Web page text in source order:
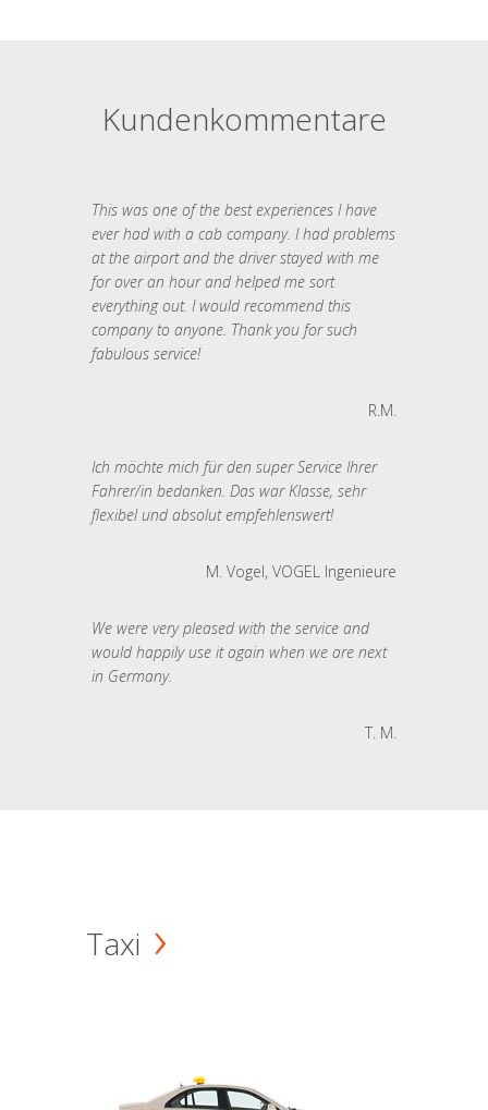
Kundenkommentare
This was one of the best experiences I have
ever had with a cab company. I had problems
at the airport and the driver stayed with me
for over an hour and helped me sort
everything out. I would recommend this
company to anyone. Thank you for such
fabulous service!
R.M.
Ich möchte mich für den super Service Ihrer
Fahrer/in bedanken. Das war Klasse, sehr
flexibel und absolut empfehlenswert!
M. Vogel, VOGEL Ingenieure
We were very pleased with the service and
would happily use it again when we are next
in Germany.
T. M.
Taxi